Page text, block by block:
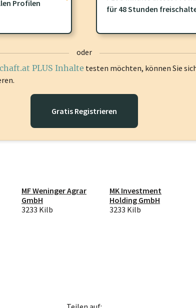
zusätzliche wirtschaft.at PLUS Inhaltedie Sie
ein um diese Inhalte zu sehen.
Profilen
für 48 Stunden
oder
PLUS Inhalte testen möchten, können Sie
Gratis Registrieren
MF Weninger Agrar
GmbH
3233 Kilb
MK Investment
Holding GmbH
3233 Kilb